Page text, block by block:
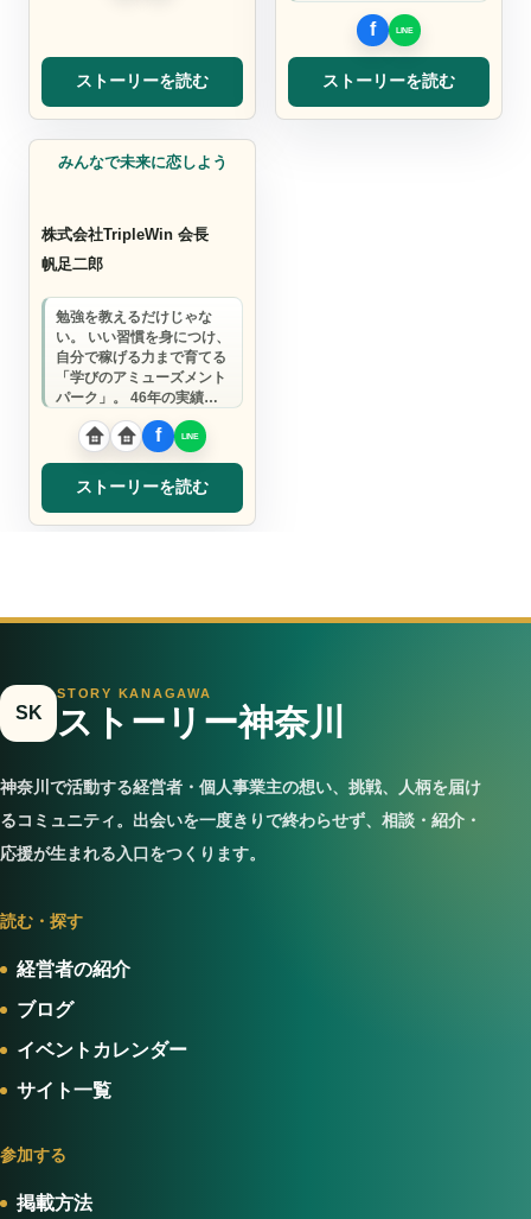
ストーリーを読む
校とのネットワークを活か
した協…
ストーリーを読む
学習塾
みんなで未来に恋しよう
株式会社TripleWin 会長
帆足二郎
勉強を教えるだけじゃな
い。 いい習慣を身につけ、
自分で稼げる力まで育てる
「学びのアミューズメント
パーク」。 46年の実績
で、子どもも大人も目が輝
く場所を創りま…
ストーリーを読む
SK
STORY KANAGAWA
ストーリー神奈川
神奈川で活動する経営者・個人事業主の想い、挑戦、人柄を届け
るコミュニティ。出会いを一度きりで終わらせず、相談・紹介・
応援が生まれる入口をつくります。
読む・探す
経営者の紹介
ブログ
イベントカレンダー
サイト一覧
参加する
掲載方法